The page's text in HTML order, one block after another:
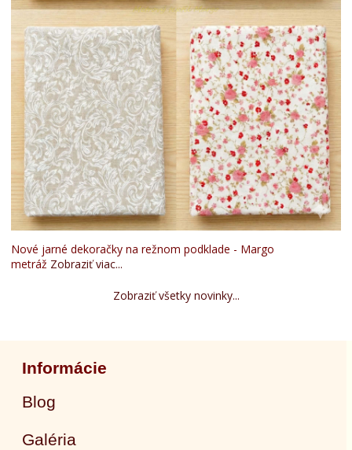
Nové jarné dekoračky na režnom podklade - Margo
metráž Zobraziť viac...
Zobraziť všetky novinky...
Informácie
Blog
Galéria